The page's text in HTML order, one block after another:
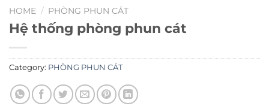
HOME / PHÒNG PHUN CÁT
Hệ thống phòng phun cát
Category: PHÒNG PHUN CÁT